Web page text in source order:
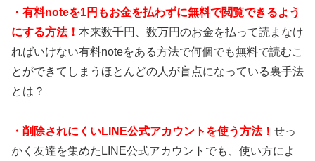
・有料noteを1円もお金を払わずに無料で閲覧できるよう
にする方法！ 本来数千円、数万円のお金を払って読まなけ
ればいけない有料noteをある方法で何個でも無料で読むこ
とができてしまうほとんどの人が盲点になっている裏手法
とは？
・ 削除されにくいLINE公式アカウントを使う方法！ せっ
かく友達を集めたLINE公式アカウントでも、使い方によ